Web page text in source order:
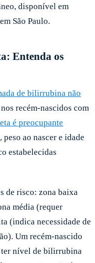
disponível em
São Paulo.
Entenda os
de bilirrubina não
recém-nascidos com
é preocupante
peso ao nascer e idade
estabelecidas
de risco: zona baixa
média (requer
(indica necessidade de
Um recém-nascido
ter nível de bilirrubina